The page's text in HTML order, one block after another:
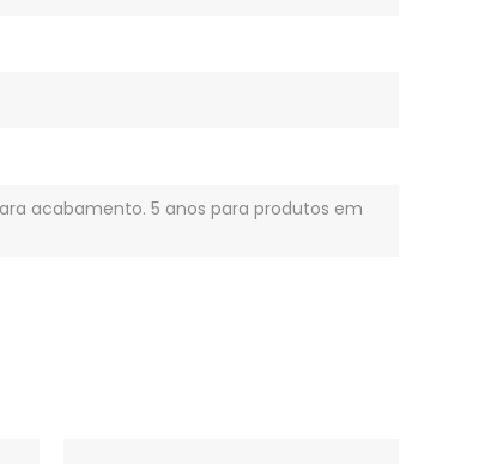
acabamento. 5 anos para produtos em